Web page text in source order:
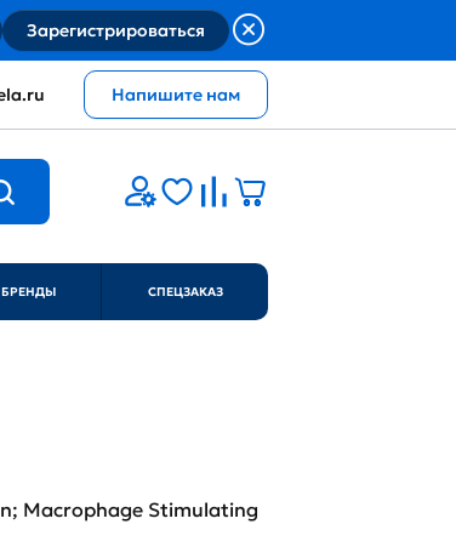
Зарегистрироваться
Напишите нам
БРЕНДЫ СПЕЦЗАКАЗ
Macrophage Stimulating